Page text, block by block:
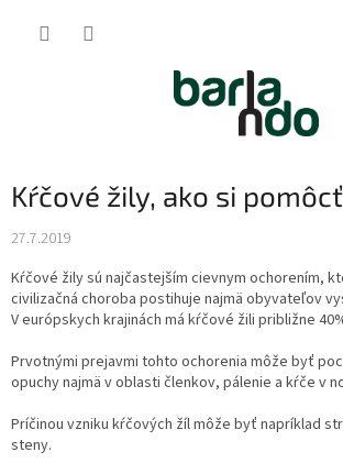
Kŕčové žily, ako si
27.7.2019
Kŕčové žily sú najčastejším cievnym ochorením,
civilizačná choroba postihuje najmä obyvateľov
V európskych krajinách má kŕčové žili približne
Prvotnými prejavmi tohto ochorenia môže byť
opuchy najmä v oblasti členkov, pálenie a kŕče v
Príčinou vzniku kŕčových žíl môže byť napríklad
steny.